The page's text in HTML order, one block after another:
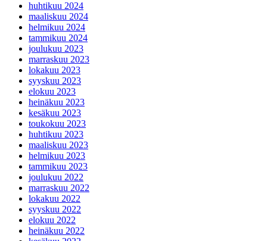
huhtikuu 2024
maaliskuu 2024
helmikuu 2024
tammikuu 2024
joulukuu 2023
marraskuu 2023
lokakuu 2023
syyskuu 2023
elokuu 2023
heinäkuu 2023
kesäkuu 2023
toukokuu 2023
huhtikuu 2023
maaliskuu 2023
helmikuu 2023
tammikuu 2023
joulukuu 2022
marraskuu 2022
lokakuu 2022
syyskuu 2022
elokuu 2022
heinäkuu 2022